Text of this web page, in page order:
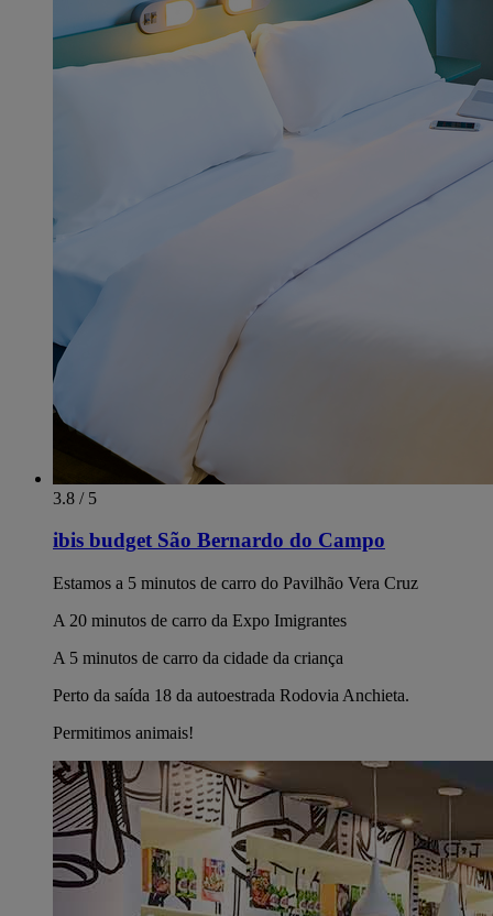
3.8 / 5
ibis budget São Bernardo do Campo
Estamos a 5 minutos de carro do Pavilhão Vera Cruz
A 20 minutos de carro da Expo Imigrantes
A 5 minutos de carro da cidade da criança
Perto da saída 18 da autoestrada Rodovia Anchieta.
Permitimos animais!